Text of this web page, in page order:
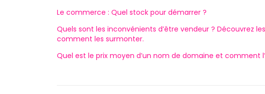
Le commerce : Quel stock pour démarrer ?
Quels sont les inconvénients d’être vendeur ? Découvrez
comment les surmonter.
Quel est le prix moyen d’un nom de domaine et comment